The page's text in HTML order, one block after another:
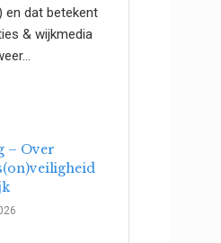
en dat betekent
& wijkmedia
– Over